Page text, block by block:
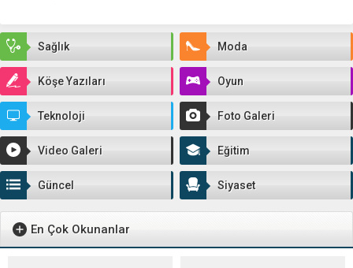
Sağlık Moda
Köşe Yazıları Oyun
Teknoloji Foto Galeri
Video Galeri Eğitim
Güncel Siyaset
En Çok Okunanlar